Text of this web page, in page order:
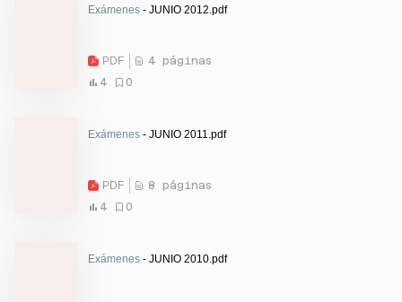
Exámenes - JUNIO 2012.pdf
PDF
4 páginas
4
0
Exámenes - JUNIO 2011.pdf
PDF
8 páginas
4
0
Exámenes - JUNIO 2010.pdf